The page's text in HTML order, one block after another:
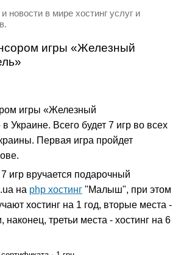
новости в мире хостинг услуг и
игры «Железный
игры «Железный
Украине. Всего будет 7 игр во всех
Первая игра пройдет
игр вручается подарочный
на php хостинг "Малыш", при этом
хостинг на 1 год, вторые места -
наконец, третьи места - хостинг на 6